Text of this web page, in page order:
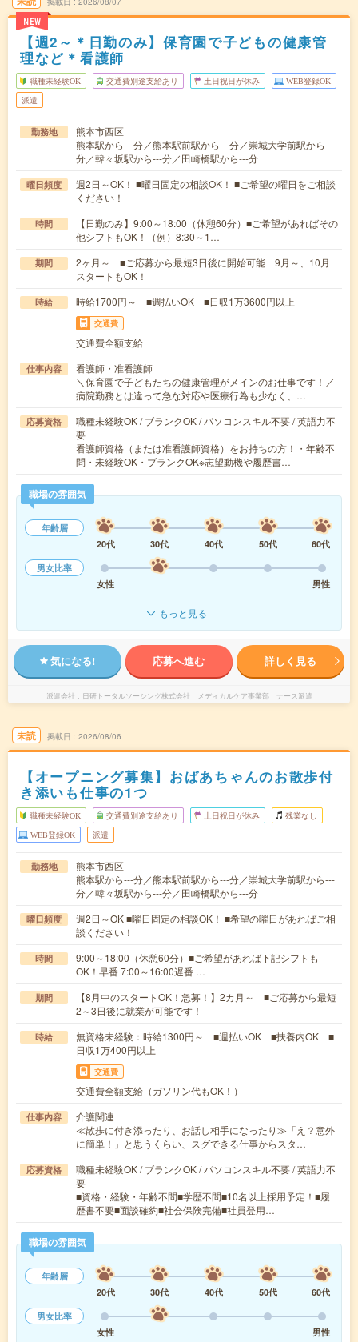
NEW
【週2～＊日勤のみ】保育園で子どもの健康管
理など＊看護師
職種未経験OK 交通費別途支給あり 土日祝日が休み WEB登録OK
派遣
勤務地
熊本市西区
熊本駅から---分／熊本駅前駅から---分／崇城大学前駅から---
分／韓々坂駅から---分／田崎橋駅から---分
曜日頻度
週2日～OK！ ■曜日固定の相談OK！ ■ご希望の曜日をご相談
ください！
時間
【日勤のみ】9:00～18:00（休憩60分）■ご希望があればその
他シフトもOK！（例）8:30～1…
期間
2ヶ月～ ■ご応募から最短3日後に開始可能 9月～、10月
スタートもOK！
時給 時給1700円～ ■週払いOK ■日収1万3600円以上
交通費
交通費全額支給
仕事内容
看護師・准看護師
＼保育園で子どもたちの健康管理がメインのお仕事です！／
病院勤務とは違って急な対応や医療行為も少なく、…
応募資格
職種未経験OK / ブランクOK / パソコンスキル不要 / 英語力不
要
看護師資格（または准看護師資格）をお持ちの方！・年齢不
問・未経験OK・ブランクOK※志望動機や履歴書…
職場の雰囲気
年齢層
20代
30代 40代 50代
60代
男女比率
女性
男性
もっと見る
気になる! 応募へ進む 詳しく見る
派遣会社 日研トータルソーシング株式会社 メディカルケア事業部 ナース派遣
未読 掲載日 2026/08/06
【オープニング募集】おばあちゃんのお散歩付
き添いも仕事の1つ
職種未経験OK 交通費別途支給あり 土日祝日が休み 残業なし
WEB登録OK 派遣
勤務地
熊本市西区
熊本駅から---分／熊本駅前駅から---分／崇城大学前駅から---
分／韓々坂駅から---分／田崎橋駅から---分
曜日頻度
週2日～OK ■曜日固定の相談OK！ ■希望の曜日があればご相
談ください！
時間
9:00～18:00（休憩60分）■ご希望があれば下記シフトも
OK！早番 7:00～16:00遅番 …
期間
【8月中のスタートOK！急募！】2カ月～ ■ご応募から最短
2～3日後に就業が可能です！
時給
無資格未経験：時給1300円～ ■週払いOK ■扶養内OK ■
日収1万400円以上
交通費
交通費全額支給（ガソリン代もOK！）
仕事内容
介護関連
≪散歩に付き添ったり、お話し相手になったり≫「え？意外
に簡単！」と思うくらい、スグできる仕事からスタ…
応募資格
職種未経験OK / ブランクOK / パソコンスキル不要 / 英語力不
要
■資格・経験・年齢不問■学歴不問■10名以上採用予定！■履
歴書不要■面談確約■社会保険完備■社員登用…
職場の雰囲気
年齢層
20代
30代 40代 50代
60代
男女比率
女性
男性